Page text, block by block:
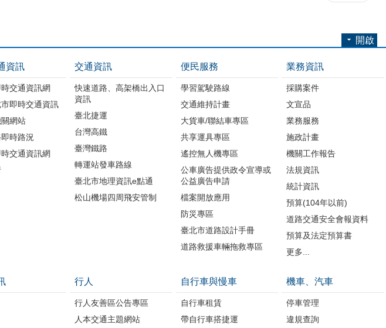
開啟
資訊
交通資訊網
即時交通資訊
網站
時路況
交通資訊網
交通資訊
快速道路、高架橋出入口
資訊
臺北捷運
台灣高鐵
臺灣鐵路
轉運站發車路線
臺北市地理資訊e點通
松山機場四周飛安管制
便民服務
學習駕駛路線
交通維持計畫
大貨車/聯結車專區
共享運具專區
遙控無人機專區
公車廣告提供政令宣導或
公益廣告申請
檔案開放應用
防災專區
臺北市道路設計手冊
道路救援車輛拖救專區
業務資訊
採購案件
文宣品
業務服務
施政計畫
機關工作報告
法規資訊
統計資訊
預算(104年以前)
道路交通安全會報資料
預算及法定預算書
更多...
行人
行人友善區公告專區
人本交通主題網站
自行車與慢車
自行車租賃
帶自行車搭捷運
機車、汽車
停車管理
違規查詢